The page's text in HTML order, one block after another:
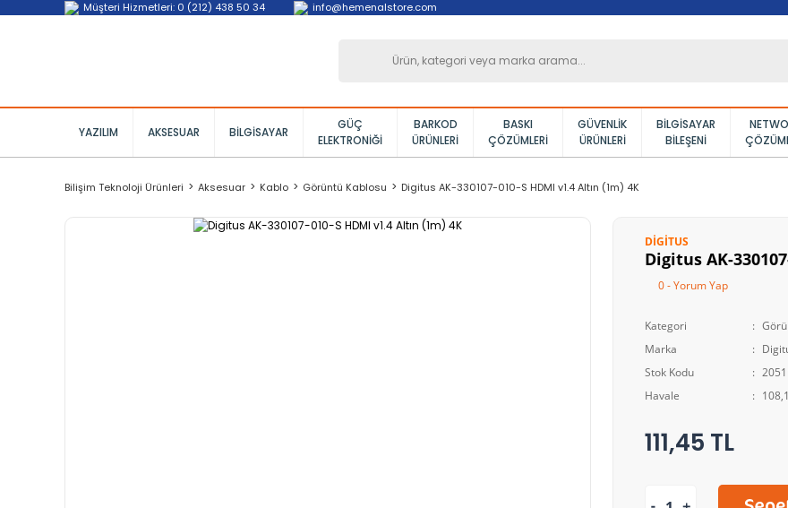
Müşteri Hizmetleri: 0 (212) 438 50 34 info@hemenalstore.com
YAZILIM AKSESUAR BILGISAYAR
GÜÇ
ELEKTRONIĞI
BARKOD
ÜRÜNLERI
BASKI
ÇÖZÜMLERI
GÜVENLIK
ÜRÜNLERI
BILGISAYAR
BILEŞENI
Bilişim Teknoloji Ürünleri Aksesuar Kablo Görüntü Kablosu Digitus AK-330107-010-S HDMI v1.4 Altın (1m) 4K
DIGITUS
Digitus AK-
0 - Yorum Yap
Kategori
Marka
Stok Kodu
Havale
111,45 TL